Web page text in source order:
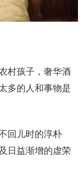
村孩子，奢华酒
多的人和事物是
回儿时的淳朴
日益渐增的虚荣